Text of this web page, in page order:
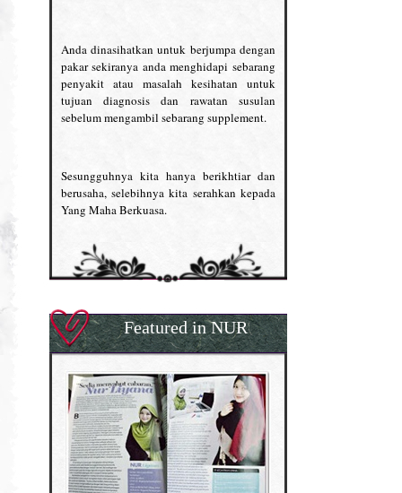
Anda dinasihatkan untuk berjumpa dengan
pakar sekiranya anda menghidapi sebarang
penyakit atau masalah kesihatan untuk
tujuan diagnosis dan rawatan susulan
sebelum mengambil sebarang supplement.
Sesungguhnya kita hanya berikhtiar dan
berusaha, selebihnya kita serahkan kepada
Yang Maha Berkuasa.
Featured in NUR